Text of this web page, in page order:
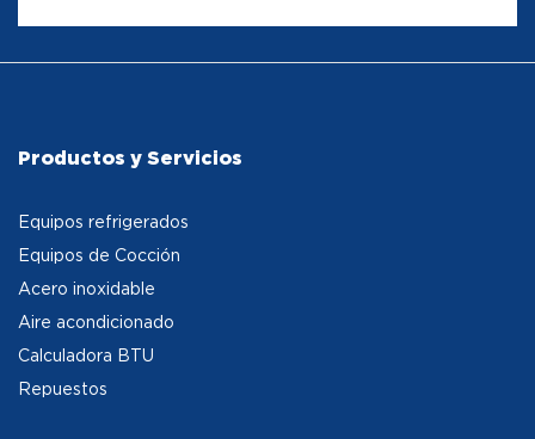
Productos y Servicios
Equipos refrigerados
Equipos de Cocción
Acero inoxidable
Aire acondicionado
Calculadora BTU
Repuestos